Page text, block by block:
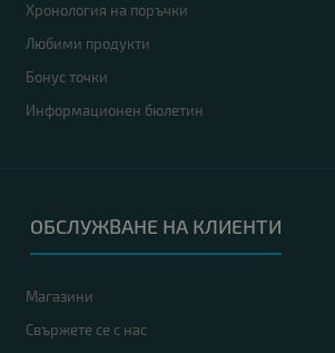
Хронология на поръчки
Любими продукти
Бонус точки
Информационен бюлетин
ОБСЛУЖВАНЕ НА КЛИЕНТИ
Магазини
Свържете се с нас